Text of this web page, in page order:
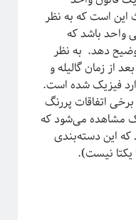
گذشته
است که به نظر
واحد باشد که
دهد. به نظر
از زمان گالیله و
فیزیک شده ‌است.
اتفاقات پررنگ‌
مشاهده می‌شود که
این دسته‌بندی
یکتا نیست).